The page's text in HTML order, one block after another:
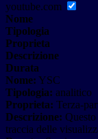
youtube.com
Nome
Tipologia
Proprieta
Descrizione
Durata
Nome: YSC
Tipologia: analitico
Proprieta: Terza-
Descrizione:
traccia delle